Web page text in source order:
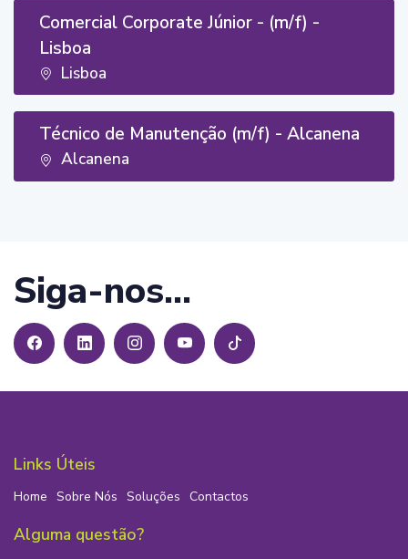
Comercial Corporate Júnior - (m/f) -
Lisboa
Lisboa
Técnico de Manutenção (m/f) - Alcanena
Alcanena
Siga-nos...
Links Úteis
Home Sobre Nós Soluções Contactos
Alguma questão?